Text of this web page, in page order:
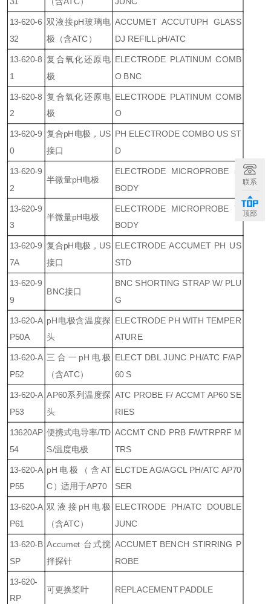
13-620-6
32
双液接pH玻璃电
极（含ATC）
ACCUMET ACCUTUPH GLASS
DJ REFILL pH/ATC
13-620-8
1
复合氧化还原电
极
ELECTRODE PLATINUM COMB
O BNC
13-620-8
2
复合氧化还原电
极
ELECTRODE PLATINUM COMB
O
13-620-9
0
复合pH电极，US
接口
PH ELECTRODE COMBO US ST
D
13-620-9
2
半微量pH电极
ELECTRODE MICROPROBE 5"
BODY
13-620-9
3
半微量pH电极
ELECTRODE MICROPROBE 7"
BODY
13-620-9
7A
复合pH电极，US
接口
ELECTRODE ACCUMET PH US
STD
13-620-9
9
BNC接口
BNC SHORTING STRAP W/ PLU
G
13-620-A
P50A
pH电极含温度探
头
ELECTRODE PH WITH TEMPER
ATURE
13-620-A
P52
三合一pH电极
（含ATC）
ELECT DBL JUNC PH/ATC F/AP
60 S
13-620-A
P53
AP60系列温度探
头
ATC PROBE F/ ACCMT AP60 SE
RIES
13620AP
54
便携式电导率/TD
S/温度电极
ACCMT CND PRB F/WTRPRF M
TRS
13-620-A
P55
pH电极（含AT
C）适用于AP70
ELCTDE AG/AGCL PH/ATC AP70
SER
13-620-A
P61
双液接pH电极
（含ATC）
ELECTRODE PH/ATC DOUBLE
JUNC
13-620-B
SP
Accumet 台式搅
拌探针
ACCUMET BENCH STIRRING P
ROBE
13-620-
RP
可更换桨叶 REPLACEMENT PADDLE
联系
顶部